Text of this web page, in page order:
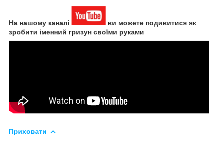
На нашому каналі
ви можете подивитися як
зробити іменний гризун своїми руками
Приховати